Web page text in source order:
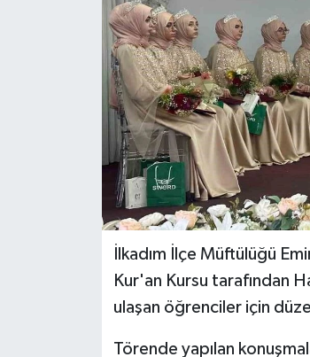
İlkadım İlçe Müftülüğü
Kur'an Kursu tarafından
ulaşan öğrenciler için
Törende yapılan